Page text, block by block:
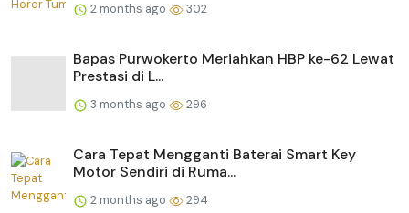
2 months ago 302
Bapas Purwokerto Meriahkan HBP ke-62 Lewat
Prestasi di L...
3 months ago 296
Cara Tepat Mengganti Baterai Smart Key
Motor Sendiri di Ruma...
2 months ago 294